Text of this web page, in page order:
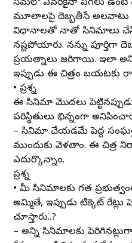
సీమలో ఎవరికైనా పగలు ఉంటే
మూలాలపై దెబ్బతీసే అలవాటు
విధానాలతో నాతో సినిమాలు
నష్టపోయారు. నన్ను
ప్రయత్నాలు జరిగాయి. ఇలా
ఇప్పుడు ఈ చిత్రం బయటకు
• ప్రశ్న
ఈ సినిమా మొదలు
పరిస్థితులు భిన్నంగా
– సినిమా చేయడమే పెద్ద
ముందుకు వెళతాం. ఈ చిత్ర
ఎదుర్కొన్నాం.
ప్రశ్న
• మీ సినిమాలకు గత
అమ్మితే, ఇప్పుడు టిక్కెట్
చూస్తారు..?
– అన్ని సినిమాలకు